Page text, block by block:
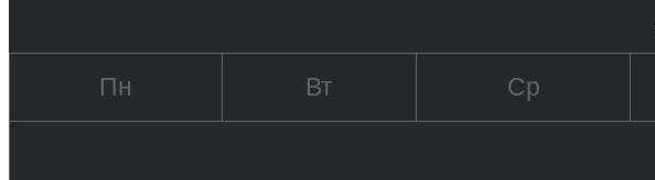
Пн Вт Ср